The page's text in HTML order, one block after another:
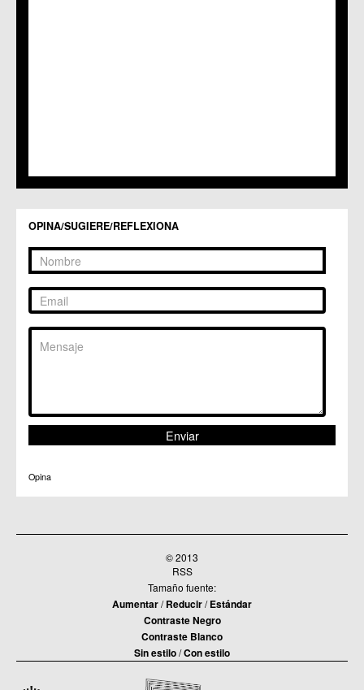
C.C. Zarandona
OPINA/SUGIERE/REFLEXIONA
Opina
© 2013
RSS
Tamaño fuente:
Aumentar/Reducir/Estándar
Contraste Negro
Contraste Blanco
Sin estilo/Con estilo